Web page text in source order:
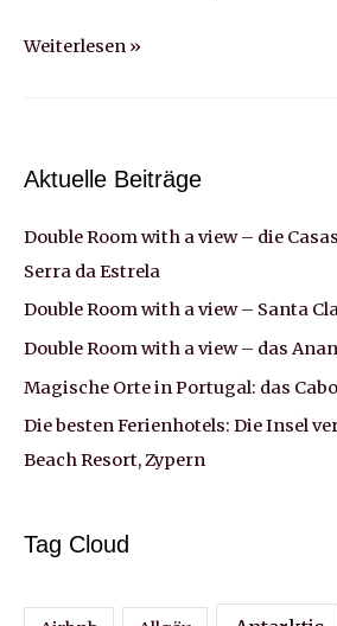
Italien:
–
Insel,
viel
zu
schlechte
Hotels
Weiterlesen »
Aktuelle Beiträge
Double Room with a view – die
Serra da Estrela
Double Room with a view – Santa
Double Room with a view – das
Magische Orte in Portugal: das
Die besten Ferienhotels: Die Insel
Beach Resort, Zypern
Tag Cloud